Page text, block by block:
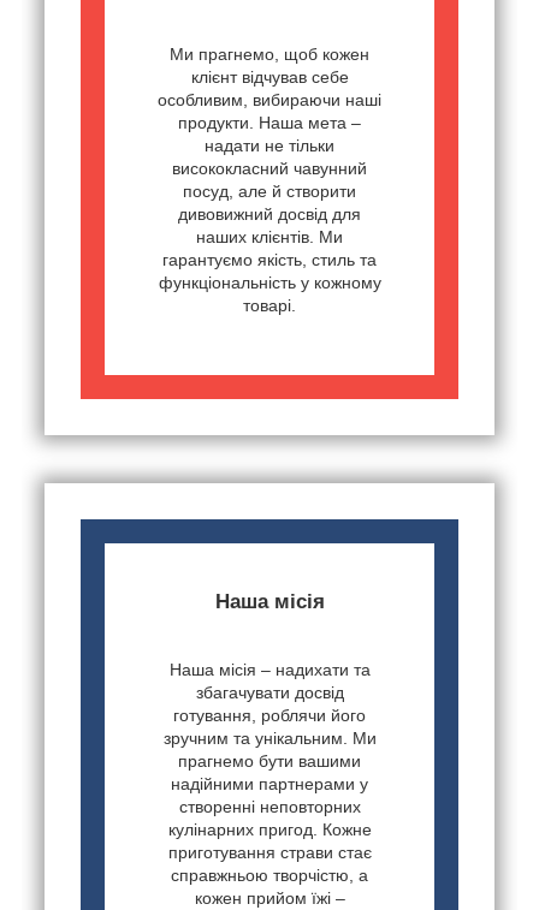
Ми прагнемо, щоб кожен
клієнт відчував себе
особливим, вибираючи наші
продукти. Наша мета –
надати не тільки
висококласний чавунний
посуд, але й створити
дивовижний досвід для
наших клієнтів. Ми
гарантуємо якість, стиль та
функціональність у кожному
товарі.
Наша місія
Наша місія – надихати та
збагачувати досвід
готування, роблячи його
зручним та унікальним. Ми
прагнемо бути вашими
надійними партнерами у
створенні неповторних
кулінарних пригод. Кожне
приготування страви стає
справжньою творчістю, а
кожен прийом їжі –